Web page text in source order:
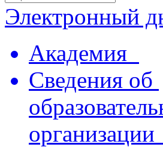
Электронный
Академия
Сведения об
организации